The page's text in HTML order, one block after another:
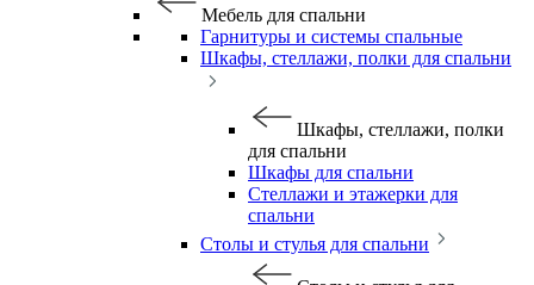
Мебель для спальни
Гарнитуры и системы спальные
Шкафы, стеллажи, полки для спальни
Шкафы, стеллажи, полки
для спальни
Шкафы для спальни
Стеллажи и этажерки для
спальни
Столы и стулья для спальни